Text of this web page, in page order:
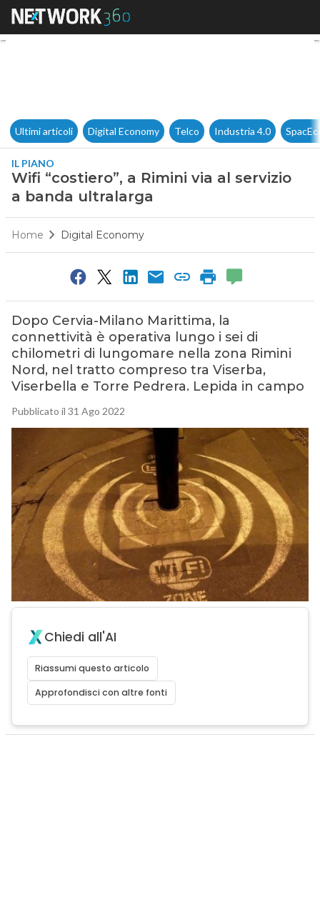
Wifi “costiero”, a Rimini via
Ultimi articoli Digital Economy Telco Industria 4.0
IL PIANO
Wifi “costiero”, a Rimini via al servizio
a banda ultralarga
Home Digital Economy
Dopo Cervia-Milano Marittima, la
connettività è operativa lungo i sei di
chilometri di lungomare nella zona Rimini
Nord, nel tratto compreso tra Viserba,
Viserbella e Torre Pedrera. Lepida in campo
Pubblicato il 31 Ago 2022
Chiedi all'AI
Riassumi questo articolo
Approfondisci con altre fonti